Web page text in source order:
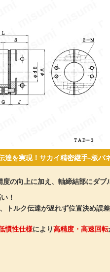
達を実現！サカイ精密継手-板バ
の向上に加え、軸締結部にダ
！
トルク伝達が遅れず位置決め誤
慣性仕様により高精度・高速回転